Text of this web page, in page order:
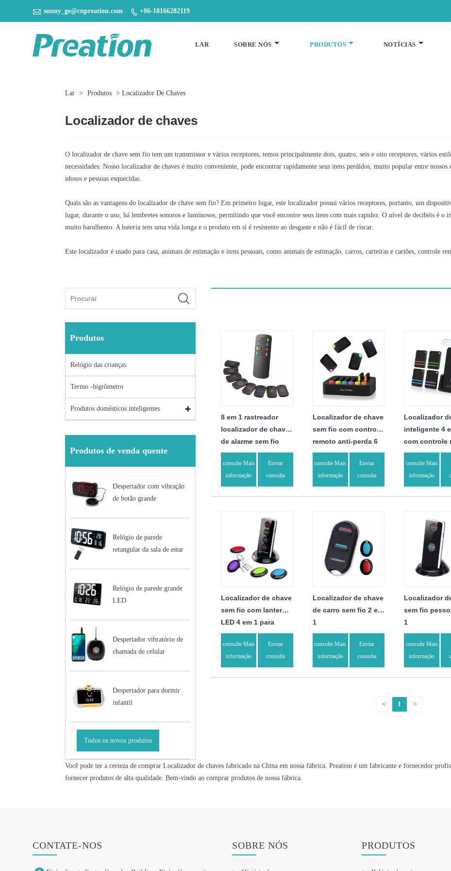
 sunny_ge@cnpreation.com  +86-18166282119
LAR SOBRE NÓS PRODUTOS NOTÍCIAS
Lar > Produtos >Localizador De Chaves
Localizador de chaves
O localizador de chave sem fio tem um transmissor e vários receptores, temos principalmente dois, quatro, seis e oito receptores, vários
necessidades. Nosso localizador de chaves é muito conveniente, pode encontrar rapidamente seus itens perdidos, muito popular entre
idosos e pessoas esquecidas.
Quais são as vantagens do localizador de chave sem fio? Em primeiro lugar, este localizador possui vários receptores, portanto, um
lugar, durante o uso, há lembretes sonoros e luminosos, permitindo que você encontre seus itens com mais rapidez. O nível de decibéis é o
muito barulhento. A bateria tem uma vida longa e o produto em si é resistente ao desgaste e não é fácil de riscar.
Este localizador é usado para casa, animais de estimação e itens pessoais, como animais de estimação, carros, carteiras e cartões, controle
Produtos
Relógio das crianças
Termo -higrômetro
Produtos domésticos inteligentes
Produtos de venda quente
Despertador com vibração
de botão grande
Relógio de parede
retangular da sala de estar
Relógio de parede grande
LED
Despertador vibratório de
chamada de celular
Despertador para dormir
infantil
Todos os novos produtos
8 em 1 rastreador
localizador de chave
de alarme sem fio
com controle remoto
consulte Mais
informação
Enviar
consulta
Localizador de chave
sem fio com controle
remoto anti-perda 6
em 1
consulte Mais
informação
Enviar
consulta
Localizador
inteligente 4
com controle
consulte Mais
informação
Localizador de chave
sem fio com lanterna
LED 4 em 1 para
animais de estimação
consulte Mais
informação
Enviar
consulta
Localizador de chave
de carro sem fio 2 em
1
consulte Mais
informação
Enviar
consulta
Localizador
sem fio
1
consulte Mais
informação
< 1 >
Você pode ter a certeza de comprar Localizador de chaves fabricado na China em nossa fábrica. Preation é um fabricante e fornecedor
fornecer produtos de alta qualidade. Bem-vindo ao comprar produtos de nossa fábrica.
CONTATE-NOS SOBRE NÓS PRODUTOS